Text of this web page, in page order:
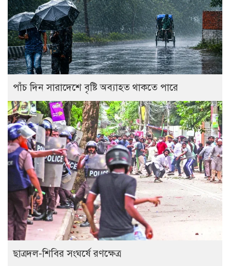
পাঁচ দিন সারাদেশে বৃষ্টি অব্যাহত থাকতে পারে
ছাত্রদল-শিবির সংঘর্ষে রণক্ষেত্র